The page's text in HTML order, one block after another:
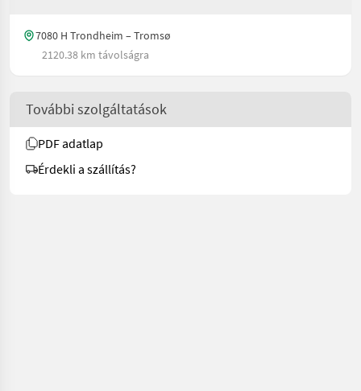
7080 H Trondheim – Tromsø
2120.38 km távolságra
További szolgáltatások
PDF adatlap
Érdekli a szállítás?